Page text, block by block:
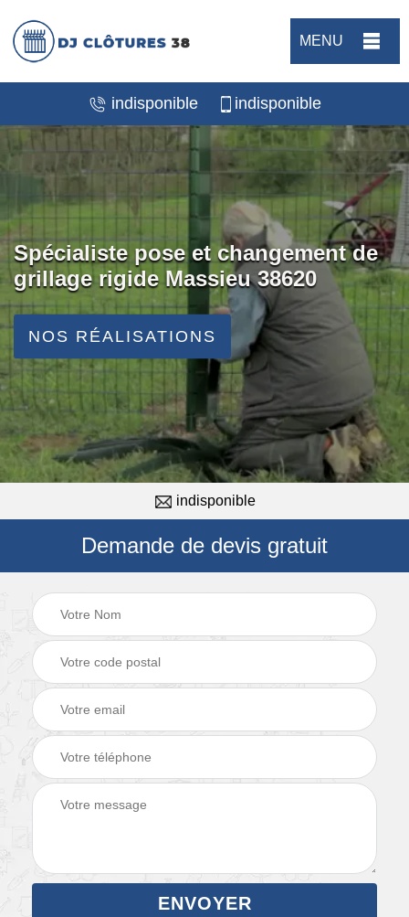
MENU
indisponible indisponible
Spécialiste pose et changement de
grillage rigide Massieu 38620
NOS RÉALISATIONS
indisponible
Demande de devis gratuit